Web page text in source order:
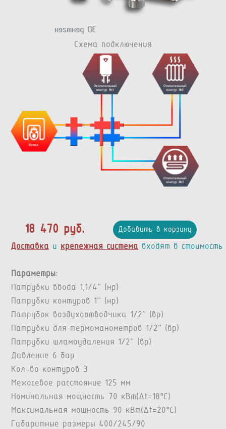
Схема подключения
18 470 руб. Добавить в корзину
Доставка и крепежная система входят в стоимость
Параметры:
Патрубки ввода 1,1/4” (нр)
Патрубки контуров 1’’ (нр)
Патрубок воздухоотводчика 1/2” (вр)
Патрубки для термоманометров 1/2” (вр)
Патрубки шламоудаления 1/2” (вр)
Давление 6 бар
Кол-во контуров 3
Межосевое расстояние 125 мм
Номинальная мощность 70 кВт(Δt=18°C)
Максимальная мощность 90 кВт(Δt=20°C)
Габаритные размеры 400/245/90